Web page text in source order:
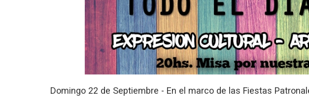
Domingo 22 de Septiembre - En el marco de las Fiestas